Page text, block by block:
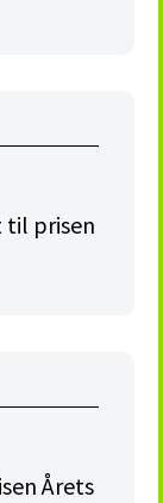
til prisen
Årets